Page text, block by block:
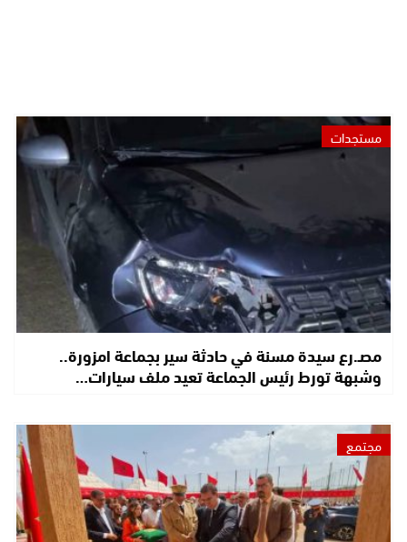
مستجدات
مصـ.رع سيدة مسنة في حادثة سير بجماعة امزورة..
وشبهة تورط رئيس الجماعة تعيد ملف سيارات…
مجتمع